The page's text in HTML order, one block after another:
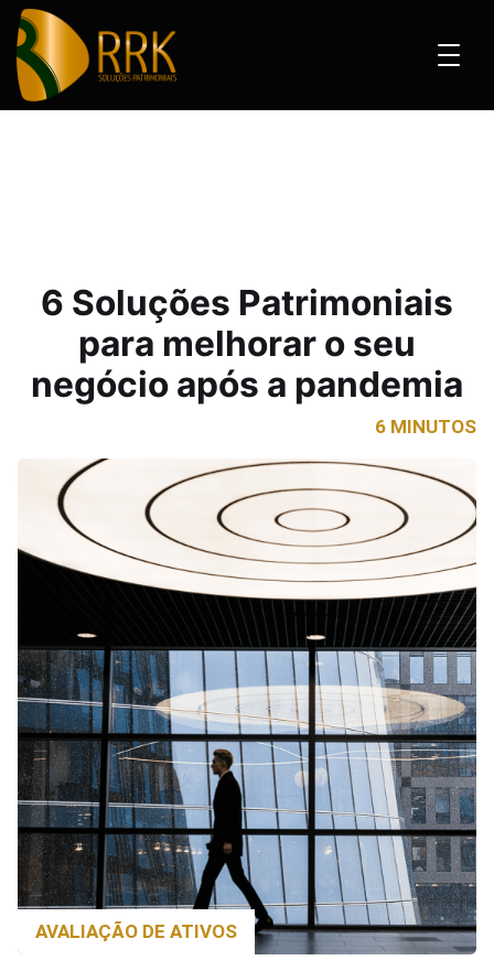
6 Soluções Patrimoniais
para melhorar o seu
negócio após a pandemia
6 MINUTOS
AVALIAÇÃO DE ATIVOS